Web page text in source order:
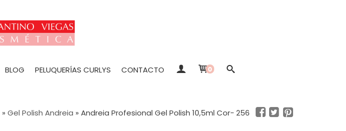
BLOG PELUQUERÍAS CURLYS CONTACTO 0
» Gel Polish Andreia » Andreia Profesional Gel Polish 10,5ml Cor- 256